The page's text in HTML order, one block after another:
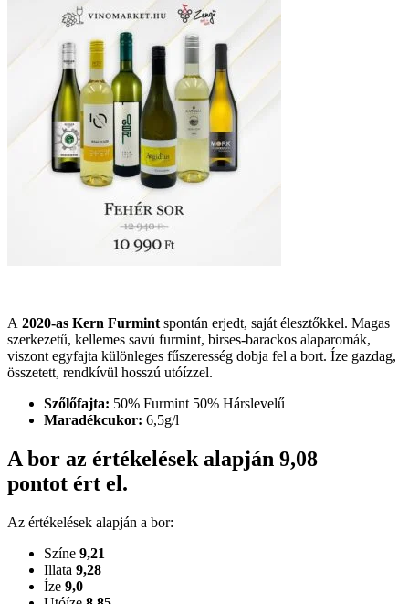
A 2020-as Kern Furmint spontán erjedt, saját élesztőkkel. Magas
szerkezetű, kellemes savú furmint, birses-barackos alaparomák,
viszont egyfajta különleges fűszeresség dobja fel a bort. Íze gazdag,
összetett, rendkívül hosszú utóízzel.
Szőlőfajta: 50% Furmint 50% Hárslevelű
Maradékcukor: 6,5g/l
A bor az értékelések alapján 9,08
pontot ért el.
Az értékelések alapján a bor:
Színe 9,21
Illata 9,28
Íze 9,0